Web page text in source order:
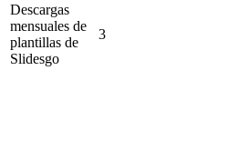
Descargas
mensuales de
plantillas de
Slidesgo
3